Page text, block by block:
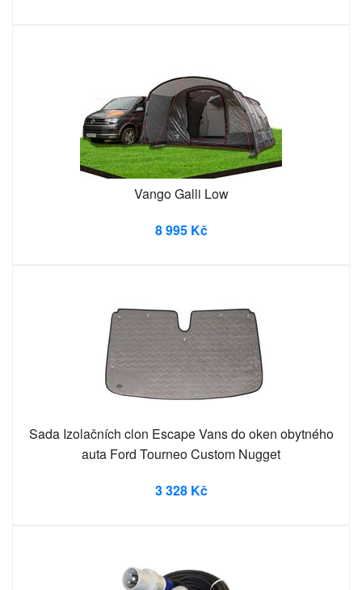
Vango Galli Low
8 995 Kč
Sada Izolačních clon Escape Vans do oken obytného
auta Ford Tourneo Custom Nugget
3 328 Kč